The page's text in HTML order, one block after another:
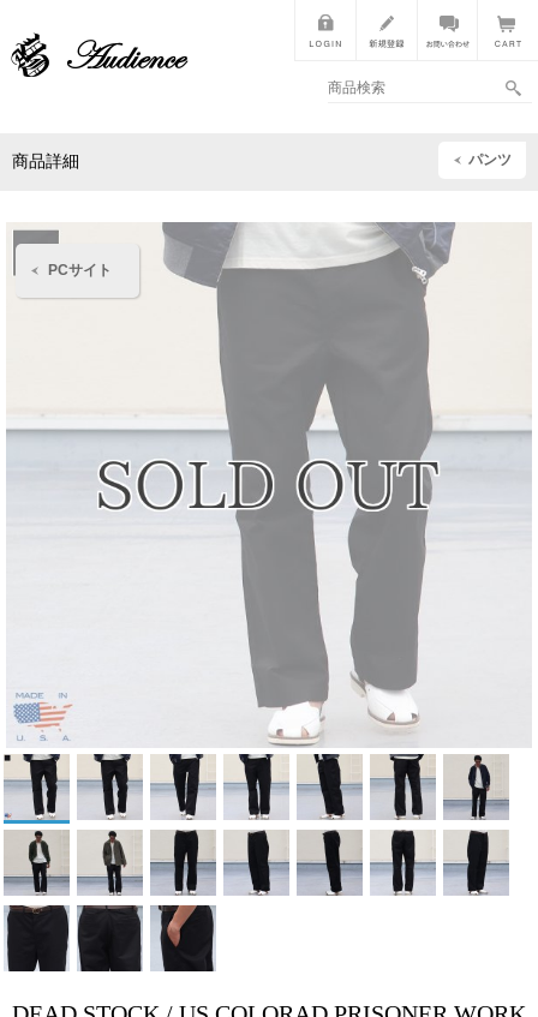
PCサイト
商品詳細 パンツ